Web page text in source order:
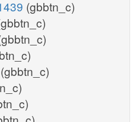
(gbbtn_c)
(gbbtn_c)